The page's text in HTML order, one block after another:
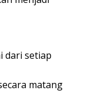
dari setiap
matang